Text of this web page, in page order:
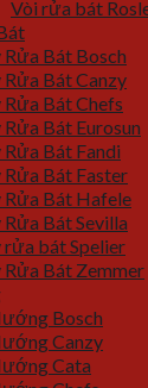
Vòi rửa bát
Bát Bosch
Bát Canzy
Bát Chefs
Bát Eurosun
Bát Fandi
Bát Faster
Rửa Bát Hafele
Bát Sevilla
rửa bát Spelier
Rửa Bát Zemmer
Bosch
Canzy
Cata